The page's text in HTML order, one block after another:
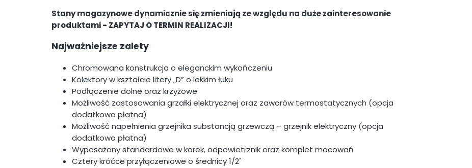
Stany magazynowe dynamicznie się zmieniają ze względu na duże zainteresowanie
produktami - ZAPYTAJ O TERMIN REALIZACJI!
Najważniejsze zalety
Chromowana konstrukcja o eleganckim wykończeniu
Kolektory w kształcie litery „D” o lekkim łuku
Podłączenie dolne oraz krzyżowe
Możliwość zastosowania grzałki elektrycznej oraz zaworów termostatycznych (opcja
dodatkowo płatna)
Możliwość napełnienia grzejnika substancją grzewczą – grzejnik elektryczny (opcja
dodatkowo płatna)
Wyposażony standardowo w korek, odpowietrznik oraz komplet mocowań
Cztery króćce przyłączeniowe o średnicy 1/2"